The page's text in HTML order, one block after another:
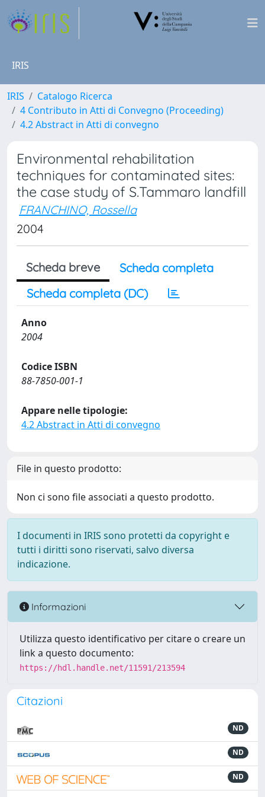
IRIS
IRIS
Catalogo Ricerca
4 Contributo in Atti di Convegno (Proceeding)
4.2 Abstract in Atti di convegno
Environmental rehabilitation
techniques for contaminated sites:
the case study of S.Tammaro landfill
FRANCHINO, Rossella
2004
Scheda breve
Scheda completa
Scheda completa (DC)
Anno
2004
Codice ISBN
88-7850-001-1
Appare nelle tipologie:
4.2 Abstract in Atti di convegno
File in questo prodotto:
Non ci sono file associati a questo prodotto.
I documenti in IRIS sono protetti da copyright e
tutti i diritti sono riservati, salvo diversa
indicazione.
Informazioni
Utilizza questo identificativo per citare o creare un
link a questo documento:
https://hdl.handle.net/11591/213594
Citazioni
ND
ND
ND